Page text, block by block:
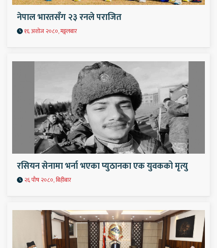
नेपाल भारतसँग २३ रनले पराजित
१६ अशोज २०८०, मङ्गलबार
रसियन सेनामा भर्ना भएका प्युठानका एक युवकको मृत्यु
२६ पौष २०८०, बिहीबार